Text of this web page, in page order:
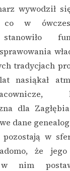
wywodził
co w
tradycjach
lat nasiąkał
dla
dane
w
że
w nim